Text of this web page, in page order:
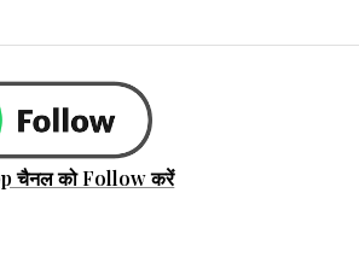
चैनल को Follow करें